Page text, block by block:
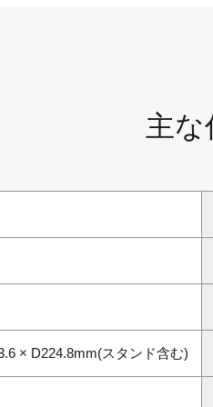
主な
× D224.8mm(スタンド含む)